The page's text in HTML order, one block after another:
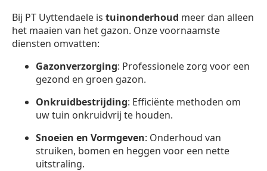
Bij PT Uyttendaele is tuinonderhoud meer dan alleen
het maaien van het gazon. Onze voornaamste
diensten omvatten:
Gazonverzorging: Professionele zorg voor een
gezond en groen gazon.
Onkruidbestrijding: Efficiënte methoden om
uw tuin onkruidvrij te houden.
Snoeien en Vormgeven: Onderhoud van
struiken, bomen en heggen voor een nette
uitstraling.